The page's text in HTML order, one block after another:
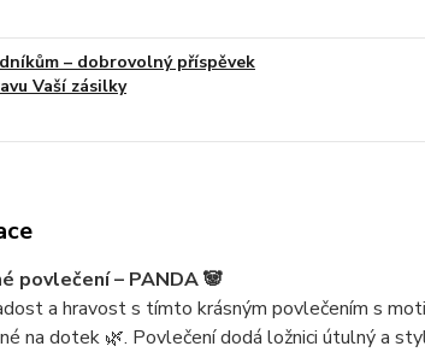
– dobrovolný příspěvek
Vaší zásilky
povlečení – PANDA 🐼
a hravost s tímto krásným povlečením s
na dotek 🌿. Povlečení dodá ložnici útulný a